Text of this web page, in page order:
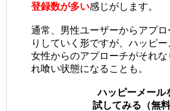
登録数が多い感じがします。
通常、男性ユーザーからアプロ
りしていく形ですが、ハッピ
女性からのアプローチがそれな
れ喰い状態になることも。
ハッピーメール
試してみる（無料